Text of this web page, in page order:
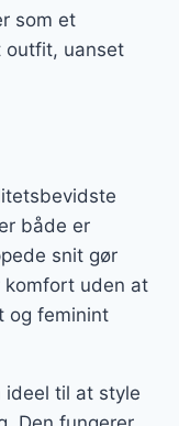
som et
outfit, uanset
både er
snit gør
komfort uden at
og feminint
ideel til at style